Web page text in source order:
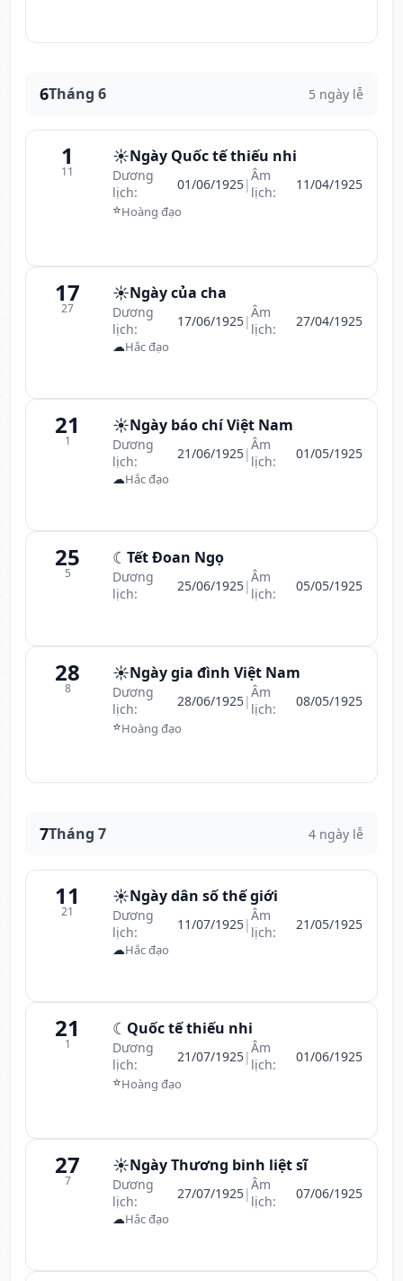
6Tháng 6 5 ngày lễ
1
11
☀️Ngày Quốc tế thiếu nhi
Dương
lịch:
01/06/1925|Âm
lịch:
11/04/1925
⭐Hoàng đạo
17
27
☀️Ngày của cha
Dương
lịch:
17/06/1925|Âm
lịch:
27/04/1925
☁Hắc đạo
21
1
☀️Ngày báo chí Việt Nam
Dương
lịch:
21/06/1925|Âm
lịch:
01/05/1925
☁Hắc đạo
25
5
☾ Tết Đoan Ngọ
Dương
lịch:
25/06/1925|Âm
lịch:
05/05/1925
28
8
☀️Ngày gia đình Việt Nam
Dương
lịch:
28/06/1925|Âm
lịch:
08/05/1925
⭐Hoàng đạo
7Tháng 7 4 ngày lễ
11
21
☀️Ngày dân số thế giới
Dương
lịch:
11/07/1925|Âm
lịch:
21/05/1925
☁Hắc đạo
21
1
☾ Quốc tế thiếu nhi
Dương
lịch:
21/07/1925|Âm
lịch:
01/06/1925
⭐Hoàng đạo
27
7
☀️Ngày Thương binh liệt sĩ
Dương
lịch:
27/07/1925|Âm
lịch:
07/06/1925
☁Hắc đạo